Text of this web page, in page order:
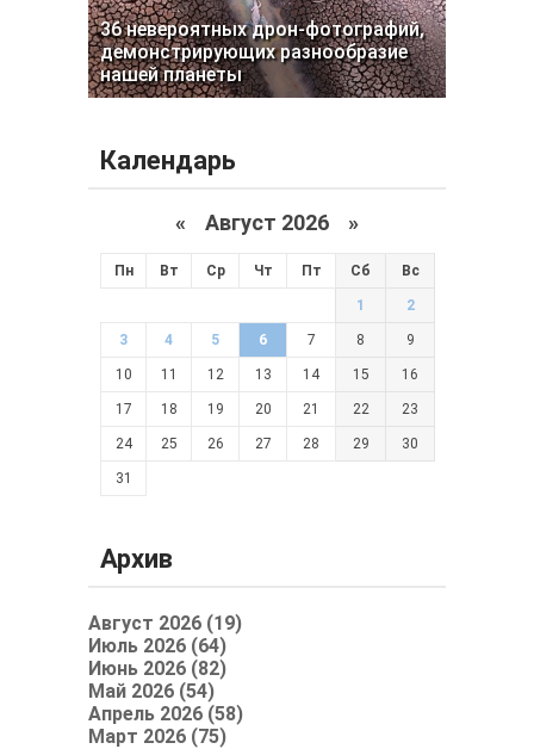
36 невероятных дрон-фотографий,
демонстрирующих разнообразие
нашей планеты
Календарь
« Август 2026 »
Пн Вт Ср Чт Пт Сб Вс
1 2
3 4 5 6 7 8 9
10 11 12 13 14 15 16
17 18 19 20 21 22 23
24 25 26 27 28 29 30
31
Архив
Август 2026 (19)
Июль 2026 (64)
Июнь 2026 (82)
Май 2026 (54)
Апрель 2026 (58)
Март 2026 (75)